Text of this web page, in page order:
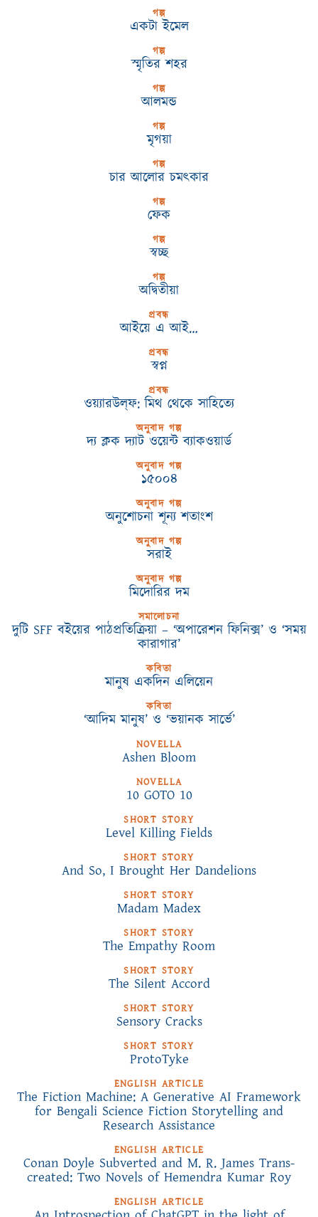
গল্প
একটা ইমেল
গল্প
স্মৃতির শহর
গল্প
আলমন্ড
গল্প
মৃগয়া
গল্প
চার আলোর চমৎকার
গল্প
ফেক
গল্প
স্বচ্ছ
গল্প
অদ্বিতীয়া
প্রবন্ধ
আইয়ে এ আই…
প্রবন্ধ
স্বপ্ন
প্রবন্ধ
ওয়্যারউল্‌ফ: মিথ থেকে সাহিত্যে
অনুবাদ গল্প
দ্য ক্লক দ্যাট ওয়েন্ট ব্যাকওয়ার্ড
অনুবাদ গল্প
১৫০০৪
অনুবাদ গল্প
অনুশোচনা শূন্য শতাংশ
অনুবাদ গল্প
সরাই
অনুবাদ গল্প
মিদোরির দম
সমালোচনা
দুটি SFF বইয়ের পাঠপ্রতিক্রিয়া – ‘অপারেশন ফিনিক্স’ ও ‘সময়
কারাগার’
কবিতা
মানুষ একদিন এলিয়েন
কবিতা
‘আদিম মানুষ’ ও ‘ভয়ানক সার্ভে’
NOVELLA
Ashen Bloom
NOVELLA
10 GOTO 10
SHORT STORY
Level Killing Fields
SHORT STORY
And So, I Brought Her Dandelions
SHORT STORY
Madam Madex
SHORT STORY
The Empathy Room
SHORT STORY
The Silent Accord
SHORT STORY
Sensory Cracks
SHORT STORY
ProtoTyke
ENGLISH ARTICLE
The Fiction Machine: A Generative AI Framework
for Bengali Science Fiction Storytelling and
Research Assistance
ENGLISH ARTICLE
Conan Doyle Subverted and M. R. James Trans-
created: Two Novels of Hemendra Kumar Roy
ENGLISH ARTICLE